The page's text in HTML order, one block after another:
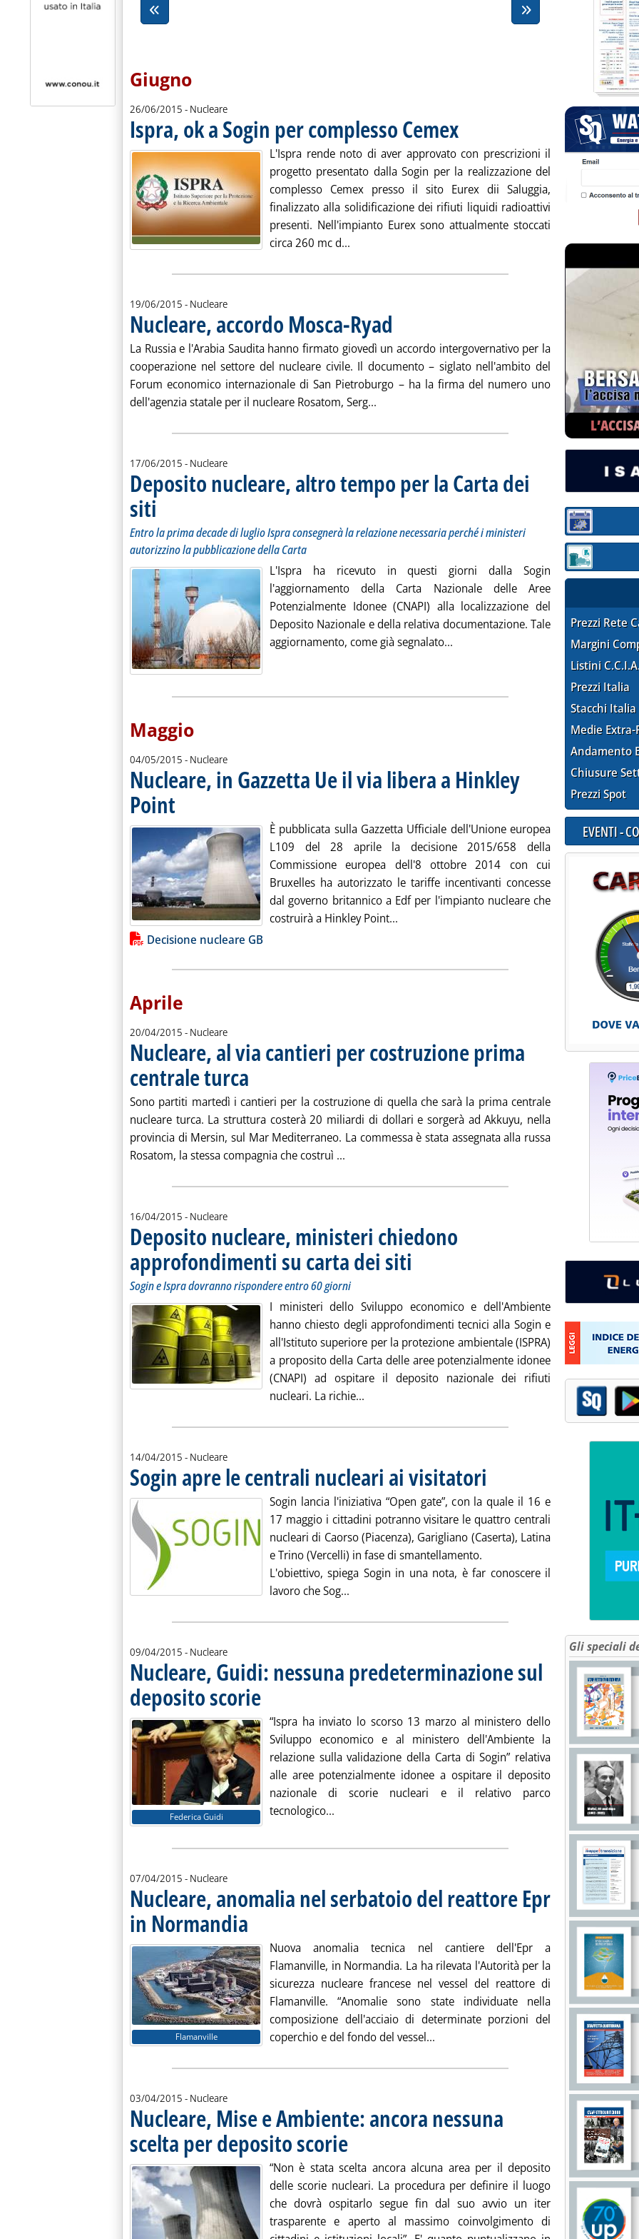
Giugno
26/06/2015 - Nucleare
Ispra, ok a Sogin per complesso Cemex. Pubblicata venerdì 26 giugno 2015 alle 9.55.
L'Ispra rende noto di aver approvato con prescrizioni il
progetto presentato dalla Sogin per la realizzazione del
complesso Cemex presso il sito Eurex dii Saluggia,
finalizzato alla solidificazione dei rifiuti liquidi radioattivi
presenti. Nell'impianto Eurex sono attualmente stoccati
circa 260 mc d... Leggi tutta la notizia: 'Ispra, ok a Sogin per complesso
19/06/2015 - Nucleare
Nucleare, accordo Mosca-Ryad
La Russia e l'Arabia Saudita hanno firmato giovedì un accordo intergovernativo per la
cooperazione nel settore del nucleare civile. Il documento – siglato nell'ambito del
Forum economico internazionale di San Pietroburgo – ha la firma del numero uno
dell'agenzia statale per il nucleare Rosatom, Serg... Leggi tutta la notizia: 'Nucleare, accordo Mosca-
17/06/2015 - Nucleare
Deposito nucleare, altro tempo per la Carta dei
siti. Sottotitolo: Entro la prima decade di luglio Ispra consegnerà la relazione necessaria perché i ministeri autorizzino la pubblicazione della Carta
. Pubblicata mercoledì 17 giugno 2015 alle 13.7.
Entro la prima decade di luglio Ispra consegnerà la relazione necessaria perché i ministeri
autorizzino la pubblicazione della Carta
L'Ispra ha ricevuto in questi giorni dalla Sogin
l'aggiornamento della Carta Nazionale delle Aree
Potenzialmente Idonee (CNAPI) alla localizzazione del
Deposito Nazionale e della relativa documentazione. Tale
aggiornamento, come già segnalato... Leggi tutta la notizia: 'Deposito
Maggio
04/05/2015 - Nucleare
Nucleare, in Gazzetta Ue il via libera a Hinkley
Point
È pubblicata sulla Gazzetta Ufficiale dell'Unione europea
L109 del 28 aprile la decisione 2015/658 della
Commissione europea dell'8 ottobre 2014 con cui
Bruxelles ha autorizzato le tariffe incentivanti concesse
dal governo britannico a Edf per l'impianto nucleare che
costruirà a Hinkley Point... Leggi tutta la notizia: 'Nucleare, in Gazzetta
Lista allegati PDF alla notizia
Decisione nucleare GB
Aprile
20/04/2015 - Nucleare
Nucleare, al via cantieri per costruzione prima
centrale turca . Pubblicata lunedì 20 aprile 2015 alle 15.15.
Sono partiti martedì i cantieri per la costruzione di quella che sarà la prima centrale
nucleare turca. La struttura costerà 20 miliardi di dollari e sorgerà ad Akkuyu, nella
provincia di Mersin, sul Mar Mediterraneo. La commessa è stata assegnata alla russa
Rosatom, la stessa compagnia che costruì ... Leggi tutta la notizia: 'Nucleare, al via cantieri per
16/04/2015 - Nucleare
Deposito nucleare, ministeri chiedono
approfondimenti su carta dei siti
Sogin e Ispra dovranno rispondere entro 60 giorni
I ministeri dello Sviluppo economico e dell'Ambiente
hanno chiesto degli approfondimenti tecnici alla Sogin e
all'Istituto superiore per la protezione ambientale (ISPRA)
a proposito della Carta delle aree potenzialmente idonee
(CNAPI) ad ospitare il deposito nazionale dei rifiuti
nucleari. La richie... Leggi tutta la notizia: 'Deposito nucleare, ministeri
14/04/2015 - Nucleare
Sogin apre le centrali nucleari ai visitatori
Sogin lancia l'iniziativa “Open gate”, con la quale il 16 e
17 maggio i cittadini potranno visitare le quattro centrali
nucleari di Caorso (Piacenza), Garigliano (Caserta), Latina
e Trino (Vercelli) in fase di smantellamento.
L'obiettivo, spiega Sogin in una nota, è far conoscere il
lavoro che Sog...
09/04/2015 - Nucleare
Nucleare, Guidi: nessuna predeterminazione sul
deposito scorie . Pubblicata giovedì 09 aprile 2015 alle 17.32.
Federica Guidi
“Ispra ha inviato lo scorso 13 marzo al ministero dello
Sviluppo economico e al ministero dell'Ambiente la
relazione sulla validazione della Carta di Sogin” relativa
alle aree potenzialmente idonee a ospitare il deposito
nazionale di scorie nucleari e il relativo parco
tecnologico... Leggi tutta la notizia: 'Nucleare, Guidi: nessuna
07/04/2015 - Nucleare
Nucleare, anomalia nel serbatoio del reattore Epr
in Normandia
Flamanville
Nuova anomalia tecnica nel cantiere dell'Epr a
Flamanville, in Normandia. La ha rilevata l'Autorità per la
sicurezza nucleare francese nel vessel del reattore di
Flamanville. “Anomalie sono state individuate nella
composizione dell'acciaio di determinate porzioni del
coperchio e del fondo del vessel... Leggi tutta la notizia: 'Nucleare,
03/04/2015 - Nucleare
Nucleare, Mise e Ambiente: ancora nessuna
scelta per deposito scorie
“Non è stata scelta ancora alcuna area per il deposito
delle scorie nucleari. La procedura per definire il luogo
che dovrà ospitarlo segue fin dal suo avvio un iter
trasparente e aperto al massimo coinvolgimento di
Sezione:
Sezione:
Prezzi Rete
Margini
Listini
Prezzi Italia
Stacchi Italia
Medie Extra-
Andamento
Chiusure
Prezzi Spot
EVENTI -
Gli speciali